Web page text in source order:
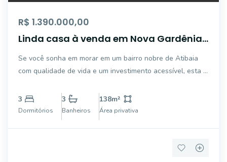
R$ 1.390.000,00
Linda casa à venda em Nova Gardênia,
Se você sonha em morar em um bairro nobre de Atibaia
com qualidade de vida e um investimento acessível, esta é
master com closet e banheiro duplo), sala com pé-direito
alto, cozinha americana integ
3
Dormitórios
3
Banheiros
138m²
Área privativa